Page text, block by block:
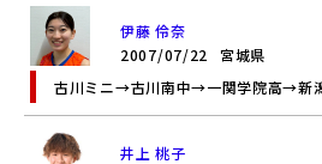
伊藤 伶奈
2007/07/22
宮城県
古川ミニ→古川南中→一関学院高→新
井上 桃子